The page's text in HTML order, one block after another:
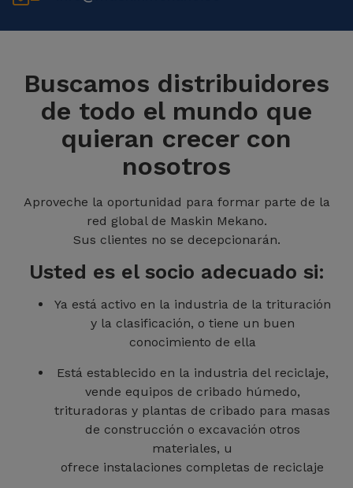
Buscamos distribuidores
de todo el mundo que
quieran crecer con
nosotros
Aproveche la oportunidad para formar parte de la
red global de Maskin Mekano.
Sus clientes no se decepcionarán.
Usted es el socio adecuado si:
Ya está activo en la industria de la trituración
y la clasificación, o tiene un buen
conocimiento de ella
Está establecido en la industria del reciclaje,
vende equipos de cribado húmedo,
trituradoras y plantas de cribado para masas
de construcción o excavación otros
materiales, u
ofrece instalaciones completas de reciclaje